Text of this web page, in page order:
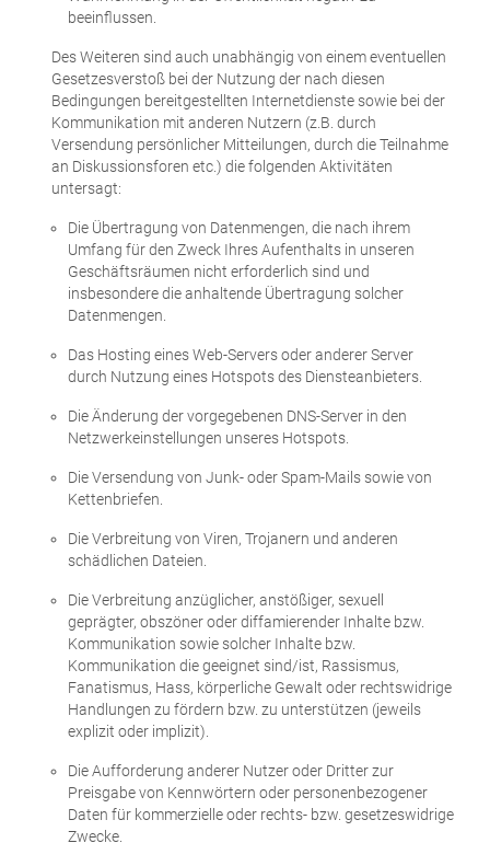
beeinflussen.
Des Weiteren sind auch unabhängig von einem eventuellen
Gesetzesverstoß bei der Nutzung der nach diesen
Bedingungen bereitgestellten Internetdienste sowie bei der
Kommunikation mit anderen Nutzern (z.B. durch
Versendung persönlicher Mitteilungen, durch die Teilnahme
an Diskussionsforen etc.) die folgenden Aktivitäten
untersagt:
Die Übertragung von Datenmengen, die nach ihrem
Umfang für den Zweck Ihres Aufenthalts in unseren
Geschäftsräumen nicht erforderlich sind und
insbesondere die anhaltende Übertragung solcher
Datenmengen.
Das Hosting eines Web-Servers oder anderer Server
durch Nutzung eines Hotspots des Diensteanbieters.
Die Änderung der vorgegebenen DNS-Server in den
Netzwerkeinstellungen unseres Hotspots.
Die Versendung von Junk- oder Spam-Mails sowie von
Kettenbriefen.
Die Verbreitung von Viren, Trojanern und anderen
schädlichen Dateien.
Die Verbreitung anzüglicher, anstößiger, sexuell
geprägter, obszöner oder diffamierender Inhalte bzw.
Kommunikation sowie solcher Inhalte bzw.
Kommunikation die geeignet sind/ist, Rassismus,
Fanatismus, Hass, körperliche Gewalt oder rechtswidrige
Handlungen zu fördern bzw. zu unterstützen (jeweils
explizit oder implizit).
Die Aufforderung anderer Nutzer oder Dritter zur
Preisgabe von Kennwörtern oder personenbezogener
Daten für kommerzielle oder rechts- bzw. gesetzeswidrige
Zwecke.